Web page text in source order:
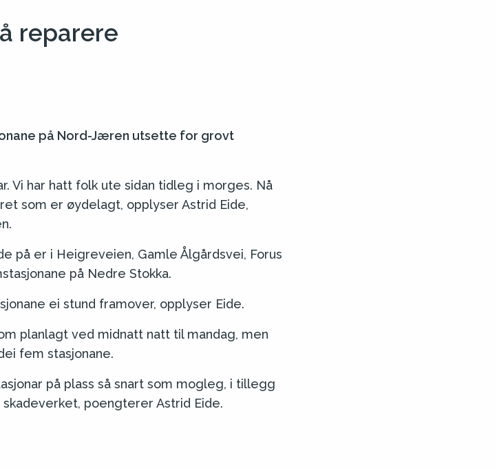
reparere
på Nord-Jæren utsette for grovt
Vi har hatt folk ute sidan tidleg i morges. Nå
som er øydelagt, opplyser Astrid Eide,
på er i Heigreveien, Gamle Ålgårdsvei, Forus
på Nedre Stokka.
ei stund framover, opplyser Eide.
planlagt ved midnatt natt til mandag, men
fem stasjonane.
på plass så snart som mogleg, i tillegg
poengterer Astrid Eide.